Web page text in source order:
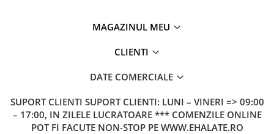
MAGAZINUL MEU
CLIENTI
DATE COMERCIALE
SUPORT CLIENTI SUPORT CLIENTI: LUNI – VINERI => 09:00
– 17:00, IN ZILELE LUCRATOARE *** COMENZILE ONLINE
POT FI FACUTE NON-STOP PE WWW.EHALATE.RO